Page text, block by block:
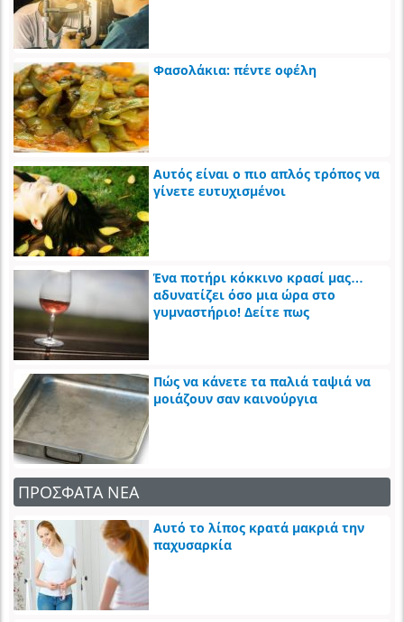
Φασολάκια: πέντε οφέλη
Αυτός είναι ο πιο απλός τρόπος να
γίνετε ευτυχισμένοι
Ένα ποτήρι κόκκινο κρασί μας…
αδυνατίζει όσο μια ώρα στο
γυμναστήριο! Δείτε πως
Πώς να κάνετε τα παλιά ταψιά να
μοιάζουν σαν καινούργια
ΠΡΟΣΦΑΤΑ ΝΕΑ
Αυτό το λίπος κρατά μακριά την
παχυσαρκία